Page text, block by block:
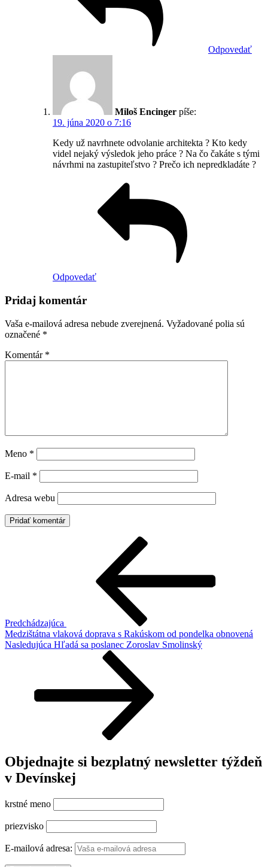
Odpovedať
Miloš Encinger píše:
19. júna 2020 o 7:16
Kedy už navrhnete odvolanie architekta ? Kto kedy
videl nejaký výsledok jeho práce ? Na čo čakáte s tými
návrhmi na zastupiteľstvo ? Prečo ich nepredkladáte ?
Odpovedať
Pridaj komentár
Vaša e-mailová adresa nebude zverejnená. Vyžadované polia sú
označené *
Komentár *
Meno *
E-mail *
Adresa webu
Predchádzajúca
Medzištátna vlaková doprava s Rakúskom od pondelka obnovená
Ďalší
Nasledujúca Hľadá sa poslanec Zoroslav Smolinský
Objednajte si bezplatný newsletter týždeň
v Devínskej
krstné meno
priezvisko
E-mailová adresa: